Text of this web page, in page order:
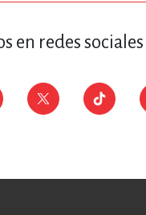
en redes sociales